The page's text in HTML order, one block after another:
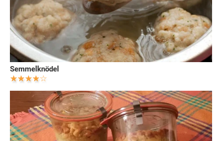
Semmelknödel